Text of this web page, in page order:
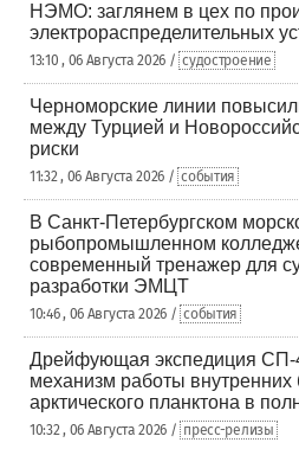
НЭМО: заглянем в цех по
электрораспределительных
13:10 , 06 Августа 2026 / судостроение
Черноморские линии
между Турцией и
риски
11:32 , 06 Августа 2026 / события
В Санкт-Петербургском
рыбопромышленном
современный тренажер для
разработки ЭМЦТ
10:46 , 06 Августа 2026 / события
Дрейфующая экспедиция СП-
механизм работы внутренних
арктического планктона в
10:32 , 06 Августа 2026 / пресс-релизы